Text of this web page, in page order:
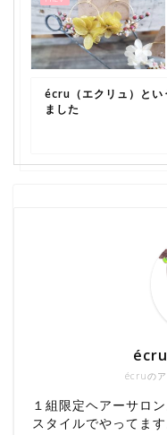
écru（エクリュ）とい
ました
écruの
１組限定ヘアーサロ
スタイルでやってま